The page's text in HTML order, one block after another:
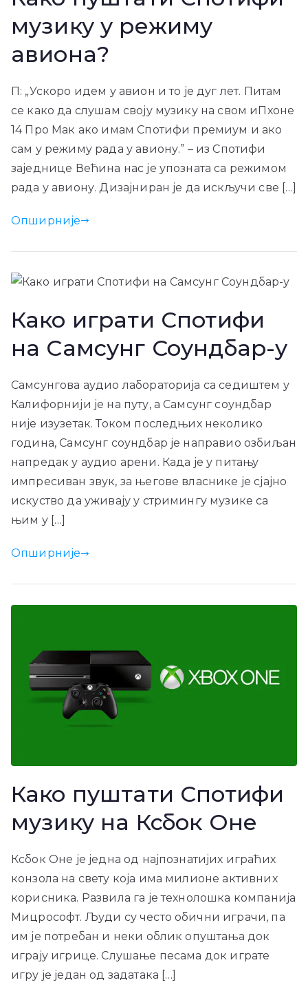
музику у режиму
авиона?
П: „Ускоро идем у авион и то је дуг лет. Питам
се како да слушам своју музику на свом иПхоне
14 Про Мак ако имам Спотифи премиум и ако
сам у режиму рада у авиону.” – из Спотифи
заједнице Већина нас је упозната са режимом
рада у авиону. Дизајниран је да искључи све […]
Опширније
Како играти Спотифи
на Самсунг Соундбар-у
Самсунгова аудио лабораторија са седиштем у
Калифорнији је на путу, а Самсунг соундбар
није изузетак. Током последњих неколико
година, Самсунг соундбар је направио озбиљан
напредак у аудио арени. Када је у питању
импресиван звук, за његове власнике је сјајно
искуство да уживају у стримингу музике са
њим у […]
Опширније
Како пуштати Спотифи
музику на Ксбок Оне
Ксбок Оне је једна од најпознатијих играћих
конзола на свету која има милионе активних
корисника. Развила га је технолошка компанија
Мицрософт. Људи су често обични играчи, па
им је потребан и неки облик опуштања док
играју игрице. Слушање песама док играте
игру је један од задатака […]